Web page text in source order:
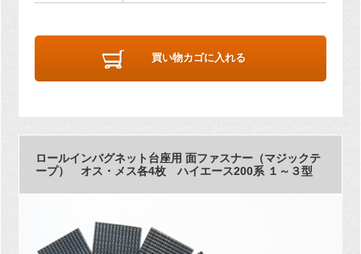
買い物カゴに入れる
ロールインバグネット台座用 面ファスナー（マジックテ
ープ） オス・メス各4枚 ハイエース200系 １～３型